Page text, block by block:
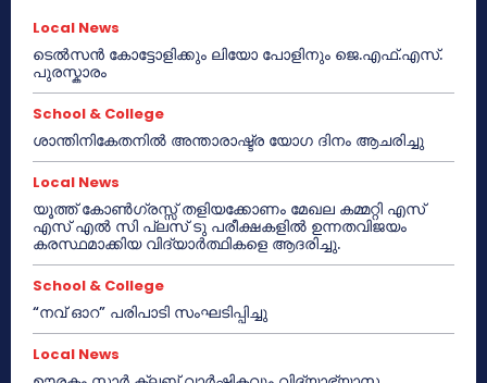
Local News
ടെൽസൻ കോട്ടോളിക്കും ലിയോ പോളിനും ജെ.എഫ്.എസ്.
പുരസ്കാരം
School & College
ശാന്തിനികേതനിൽ അന്താരാഷ്ട്ര യോഗ ദിനം ആചരിച്ചു
Local News
യൂത്ത് കോൺഗ്രസ്സ് തളിയക്കോണം മേഖല കമ്മറ്റി എസ്
എസ് എൽ സി പ്ലസ് ടു പരീക്ഷകളിൽ ഉന്നതവിജയം
കരസ്ഥമാക്കിയ വിദ്യാർത്ഥികളെ ആദരിച്ചു.
School & College
“നവ് ഓറ” പരിപാടി സംഘടിപ്പിച്ചു
Local News